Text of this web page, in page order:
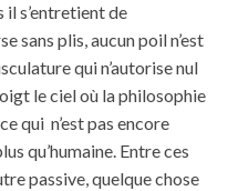
il s’entretient de
sans plis, aucun poil n’est
qui n’autorise nul
le ciel où la philosophie
qui n’est pas encore
qu’humaine. Entre ces
passive, quelque chose